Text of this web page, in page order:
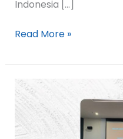
Indonesia […]
Read More »
Tingkatkan
kualitas
layanan,
BPR